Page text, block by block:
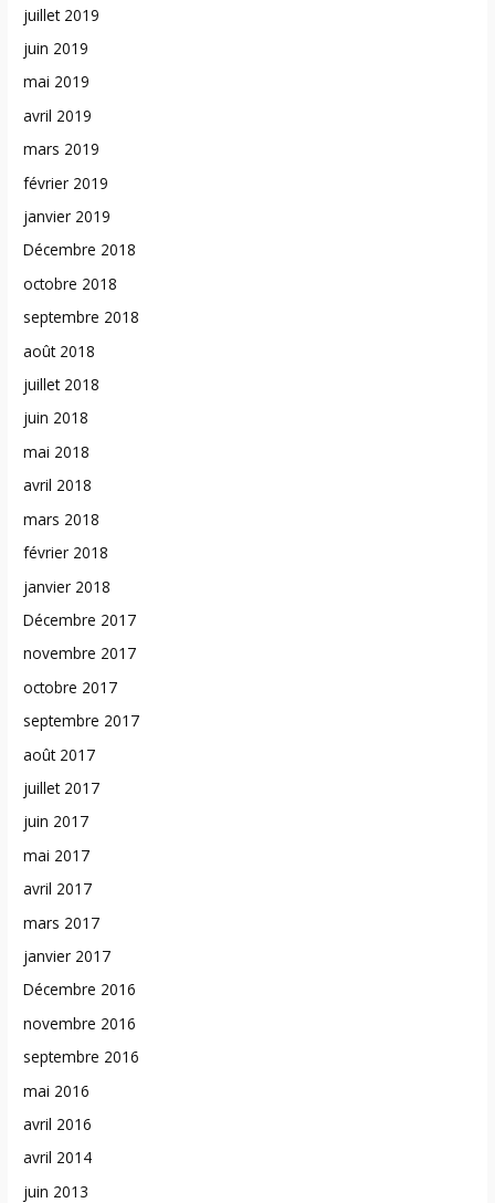
juillet 2019
juin 2019
mai 2019
avril 2019
mars 2019
février 2019
janvier 2019
Décembre 2018
octobre 2018
septembre 2018
août 2018
juillet 2018
juin 2018
mai 2018
avril 2018
mars 2018
février 2018
janvier 2018
Décembre 2017
novembre 2017
octobre 2017
septembre 2017
août 2017
juillet 2017
juin 2017
mai 2017
avril 2017
mars 2017
janvier 2017
Décembre 2016
novembre 2016
septembre 2016
mai 2016
avril 2016
avril 2014
juin 2013